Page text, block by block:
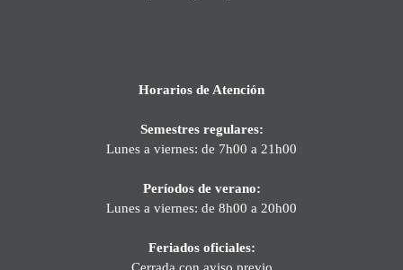
Horarios de Atención
Semestres regulares:
Lunes a viernes: de 7h00 a 21h00
Períodos de verano:
Lunes a viernes: de 8h00 a 20h00
Feriados oficiales:
Cerrada con aviso previo